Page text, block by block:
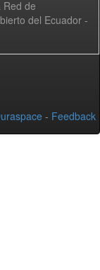
Red de
del Ecuador -
- Feedback